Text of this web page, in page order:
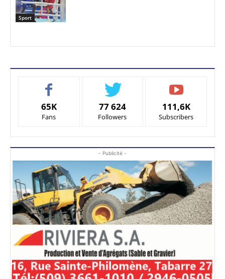
Sport
65K
Fans
77 624
Followers
111,6K
Subscribers
- Publicité -